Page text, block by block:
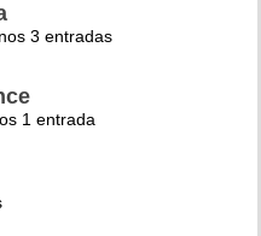
3 entradas
1 entrada